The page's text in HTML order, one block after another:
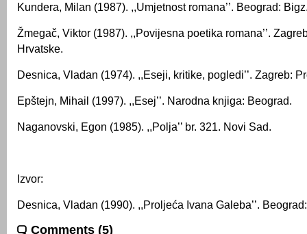
Kundera, Milan (1987). ,,Umjetnost romana’’. Beograd:
Žmegač, Viktor (1987). ,,Povijesna poetika romana’’.
Hrvatske.
Desnica, Vladan (1974). ,,Eseji, kritike, pogledi’’. Zagreb:
Epštejn, Mihail (1997). ,,Esej’’. Narodna knjiga: Beograd.
Naganovski, Egon (1985). ,,Polja’’ br. 321. Novi Sad.
Izvor:
Desnica, Vladan (1990). ,,Proljeća Ivana Galeba’’.
Comments (5)